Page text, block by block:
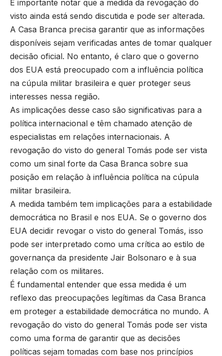
É importante notar que a medida da revogação do
visto ainda está sendo discutida e pode ser alterada.
A Casa Branca precisa garantir que as informações
disponíveis sejam verificadas antes de tomar qualquer
decisão oficial. No entanto, é claro que o governo
dos EUA está preocupado com a influência política
na cúpula militar brasileira e quer proteger seus
interesses nessa região.
As implicações desse caso são significativas para a
política internacional e têm chamado atenção de
especialistas em relações internacionais. A
revogação do visto do general Tomás pode ser vista
como um sinal forte da Casa Branca sobre sua
posição em relação à influência política na cúpula
militar brasileira.
A medida também tem implicações para a estabilidade
democrática no Brasil e nos EUA. Se o governo dos
EUA decidir revogar o visto do general Tomás, isso
pode ser interpretado como uma crítica ao estilo de
governança da presidente Jair Bolsonaro e à sua
relação com os militares.
É fundamental entender que essa medida é um
reflexo das preocupações legítimas da Casa Branca
em proteger a estabilidade democrática no mundo. A
revogação do visto do general Tomás pode ser vista
como uma forma de garantir que as decisões
políticas sejam tomadas com base nos princípios